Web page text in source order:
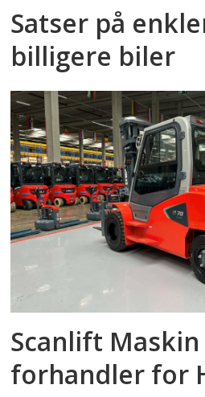
Satser på
billigere biler
Scanlift
forhandler for